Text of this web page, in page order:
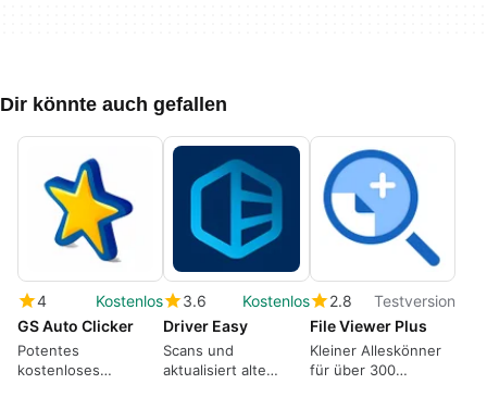
Dir könnte auch gefallen
4
Kostenlos
GS Auto Clicker
Potentes
kostenloses
3.6
Kostenlos
Driver Easy
Scans und
aktualisiert alte
2.8
Testversion
File Viewer Plus
Kleiner Alleskönner
für über 300